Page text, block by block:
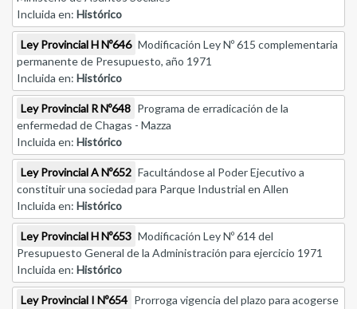
Incluida en: Histórico
Ley Provincial H Nº646 Modificación Ley Nº 615 complementaria
permanente de Presupuesto, año 1971
Incluida en: Histórico
Ley Provincial R Nº648 Programa de erradicación de la
enfermedad de Chagas - Mazza
Incluida en: Histórico
Ley Provincial A Nº652 Facultándose al Poder Ejecutivo a
constituir una sociedad para Parque Industrial en Allen
Incluida en: Histórico
Ley Provincial H Nº653 Modificación Ley Nº 614 del
Presupuesto General de la Administración para ejercicio 1971
Incluida en: Histórico
Ley Provincial I Nº654 Prorroga vigencia del plazo para acogerse